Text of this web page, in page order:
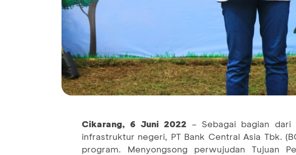
Cikarang, 6 Juni 2022 – Sebagai bagian dari
infrastruktur negeri, PT Bank Central Asia Tbk.
program. Menyongsong perwujudan Tujuan